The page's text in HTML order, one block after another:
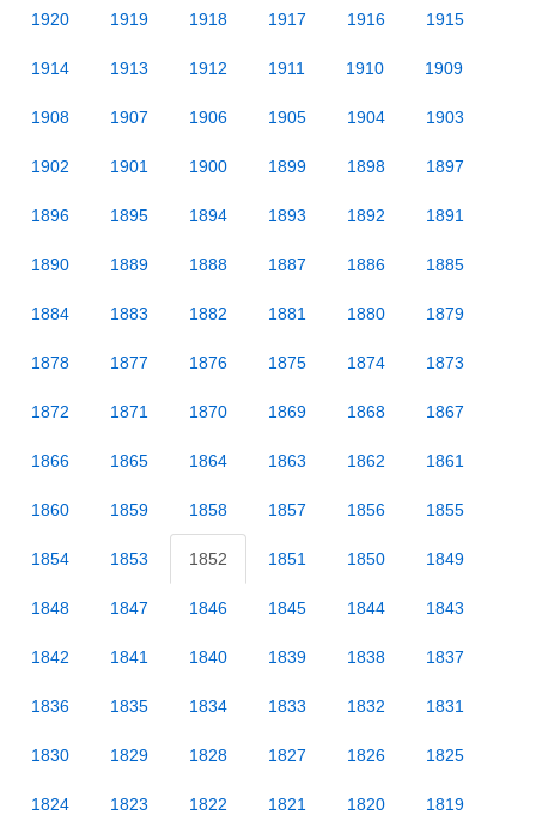
1920 1919 1918 1917 1916 1915
1914 1913 1912 1911 1910 1909
1908 1907 1906 1905 1904 1903
1902 1901 1900 1899 1898 1897
1896 1895 1894 1893 1892 1891
1890 1889 1888 1887 1886 1885
1884 1883 1882 1881 1880 1879
1878 1877 1876 1875 1874 1873
1872 1871 1870 1869 1868 1867
1866 1865 1864 1863 1862 1861
1860 1859 1858 1857 1856 1855
1854 1853 1852 1851 1850 1849
1848 1847 1846 1845 1844 1843
1842 1841 1840 1839 1838 1837
1836 1835 1834 1833 1832 1831
1830 1829 1828 1827 1826 1825
1824 1823 1822 1821 1820 1819